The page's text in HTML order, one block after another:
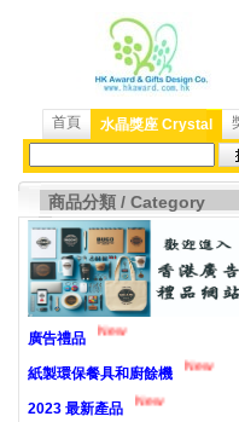
首頁 水晶獎座 Crystal
商品分類 / Category
廣告禮品 New
紙製環保餐具和廚餘機 New
2023 最新產品
New